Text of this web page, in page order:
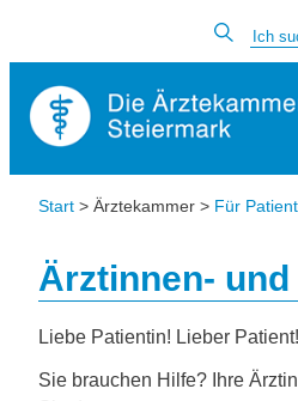
Start > Ärztekammer > Für
Ärztinnen-
Liebe Patientin! Lieber Patient!
Sie brauchen Hilfe? Ihre